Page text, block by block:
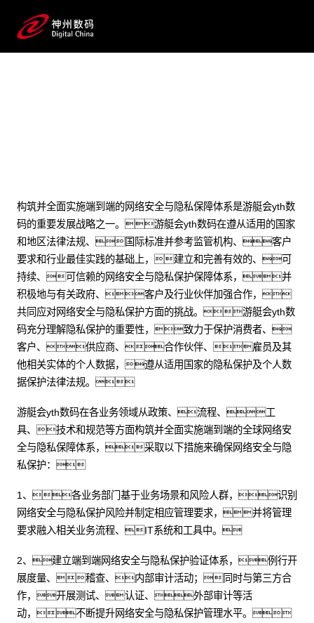
构筑并全面实施端到端的网络安全与隐私保障体系是游艇会yth数
码的重要发展战略之一。游艇会yth数码在遵从适用的国家
和地区法律法规、国际标准并参考监管机构、客户
要求和行业最佳实践的基础上，建立和完善有效的、可
持续、可信赖的网络安全与隐私保护保障体系，并
积极地与有关政府、客户及行业伙伴加强合作，
共同应对网络安全与隐私保护方面的挑战。游艇会yth数
码充分理解隐私保护的重要性，致力于保护消费者、
客户、供应商、合作伙伴、雇员及其
他相关实体的个人数据，遵从适用国家的隐私保护及个人数
据保护法律法规。
游艇会yth数码在各业务领域从政策、流程、工
具、技术和规范等方面构筑并全面实施端到端的全球网络安
全与隐私保障体系，采取以下措施来确保网络安全与隐
私保护：
1、各业务部门基于业务场景和风险人群，识别
网络安全与隐私保护风险并制定相应管理要求，并将管理
要求融入相关业务流程、IT系统和工具中。
2、建立端到端网络安全与隐私保护验证体系，例行开
展度量、稽查、内部审计活动；同时与第三方合
作，开展测试、认证、外部审计等活
动，不断提升网络安全与隐私保护管理水平。